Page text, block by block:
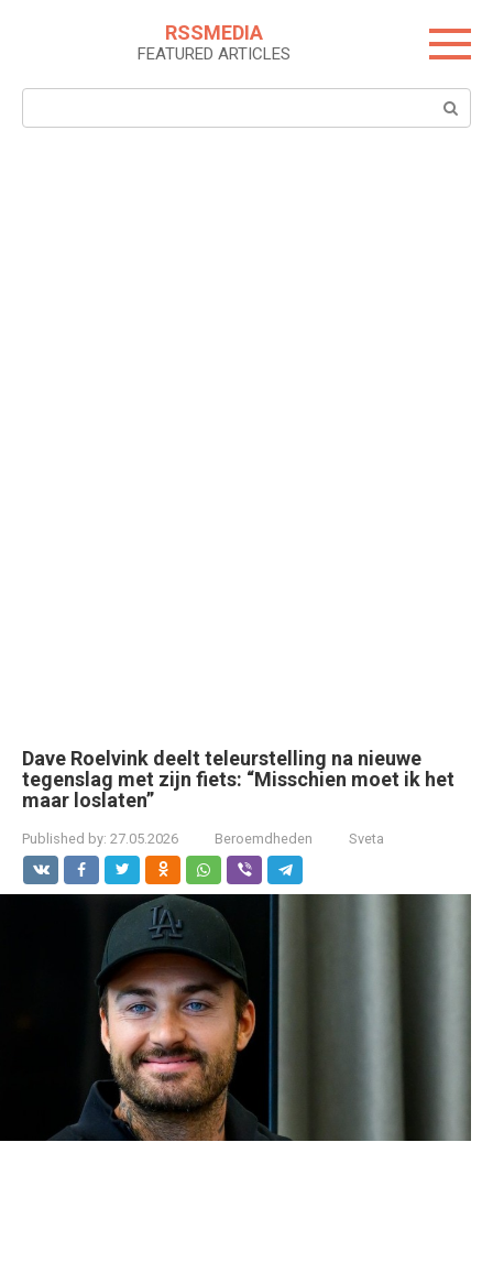
RSSMEDIA
FEATURED ARTICLES
Search:
Dave Roelvink deelt teleurstelling na nieuwe
tegenslag met zijn fiets: “Misschien moet ik het
maar loslaten”
Published by: 27.05.2026 Beroemdheden Sveta